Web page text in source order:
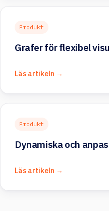
Produkt
Grafer för flexibel
Läs artikeln →
Produkt
Dynamiska och
Läs artikeln →